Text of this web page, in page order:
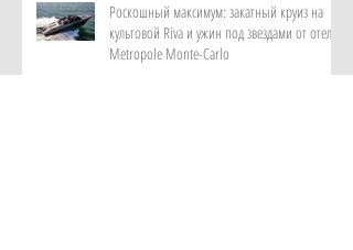
Роскошный максимум: закатный круиз на
культовой Riva и ужин под звездами от отеля
Metropole Monte-Carlo